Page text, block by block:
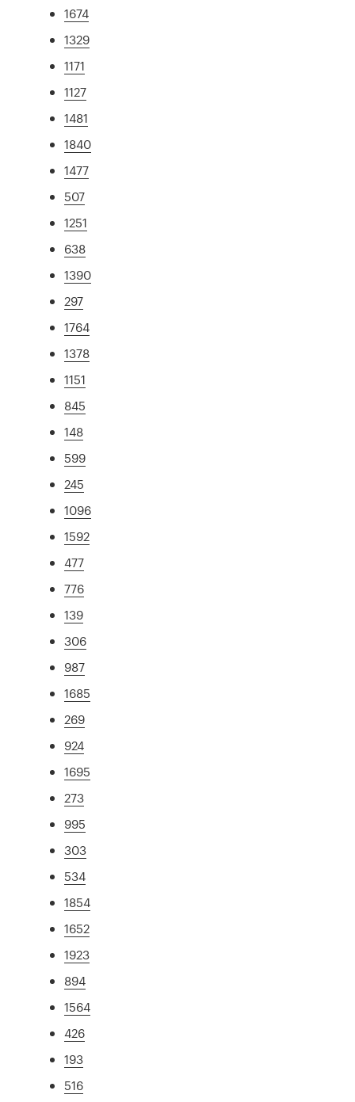
1674
1329
1171
1127
1481
1840
1477
507
1251
638
1390
297
1764
1378
1151
845
148
599
245
1096
1592
477
776
139
306
987
1685
269
924
1695
273
995
303
534
1854
1652
1923
894
1564
426
193
516